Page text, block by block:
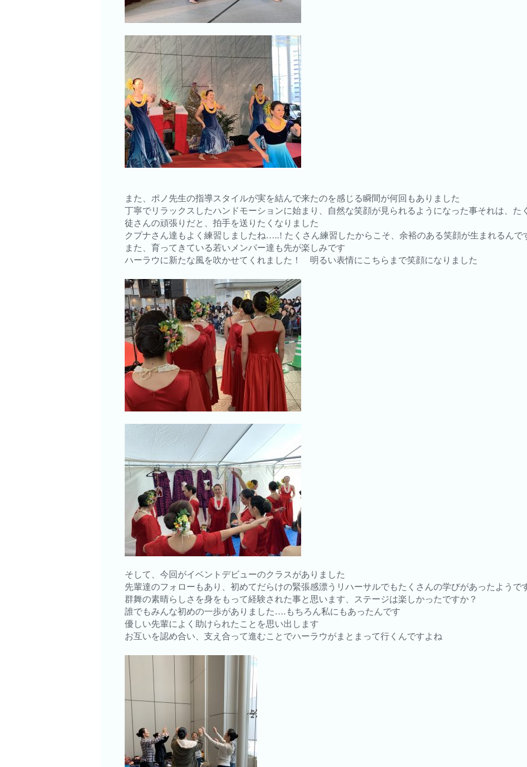
また、ポノ先生の指導スタイルが実を結んで来たのを感じる瞬間が何回もありました
丁寧でリラックスしたハンドモーションに始まり、自然な笑顔が見られるようになった事それは、た
徒さんの頑張りだと、拍手を送りたくなりました
クプナさん達もよく練習しましたね…..! たくさん練習したからこそ、余裕のある笑顔が生まれるんで
また、育ってきている若いメンバー達も先が楽しみです
ハーラウに新たな風を吹かせてくれました！ 明るい表情にこちらまで笑顔になりました
そして、今回がイベントデビューのクラスがありました
先輩達のフォローもあり、初めてだらけの緊張感漂うリハーサルでもたくさんの学びがあったようで
群舞の素晴らしさを身をもって経験された事と思います、ステージは楽しかったですか？
誰でもみんな初めの一歩がありました….もちろん私にもあったんです
優しい先輩によく助けられたことを思い出します
お互いを認め合い、支え合って進むことでハーラウがまとまって行くんですよね